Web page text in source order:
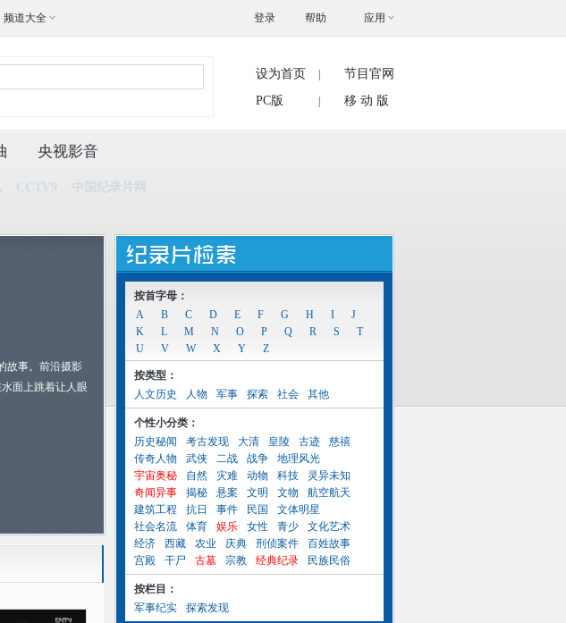
频道大全 帮助 应用
登录
设为首页
节目官网
PC版
移 动 版
CCTV9 中国纪录片网
央视影音
故事。前沿摄影
面上跳着让人眼
按首字母：
A
B C D E F G H I
J
K
L M N O P Q R S
T
U
V W X Y Z
按类型：
人文历史
人物 军事 探索 社会 其他
个性小分类：
历史秘闻
考古发现 大清 皇陵 古迹
慈禧
传奇人物
武侠 二战 战争
地理风光
宇宙奥秘
自然 灾难 动物 科技
灵异未知
奇闻异事
揭秘 悬案 文明 文物
航空航天
建筑工程
抗日 事件 民国
文体明星
社会名流
体育 娱乐 女性 青少
文化艺术
经济
西藏 农业 庆典 刑侦案件
百姓故事
宫殿
干尸 古墓 宗教 经典纪录 民族民俗
按栏目：
军事纪实
探索发现